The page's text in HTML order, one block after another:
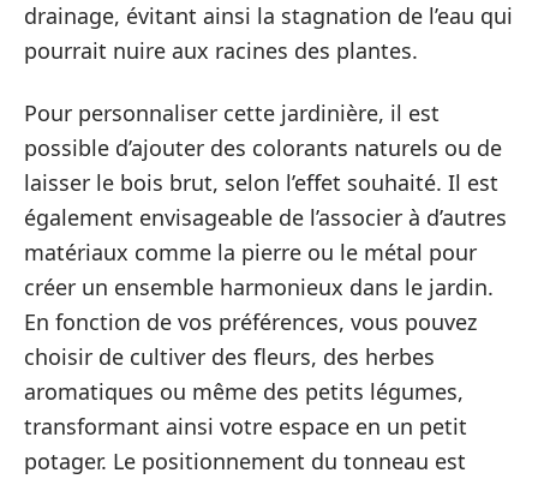
drainage, évitant ainsi la stagnation de l’eau qui
pourrait nuire aux racines des plantes.
Pour personnaliser cette jardinière, il est
possible d’ajouter des colorants naturels ou de
laisser le bois brut, selon l’effet souhaité. Il est
également envisageable de l’associer à d’autres
matériaux comme la pierre ou le métal pour
créer un ensemble harmonieux dans le jardin.
En fonction de vos préférences, vous pouvez
choisir de cultiver des fleurs, des herbes
aromatiques ou même des petits légumes,
transformant ainsi votre espace en un petit
potager. Le positionnement du tonneau est